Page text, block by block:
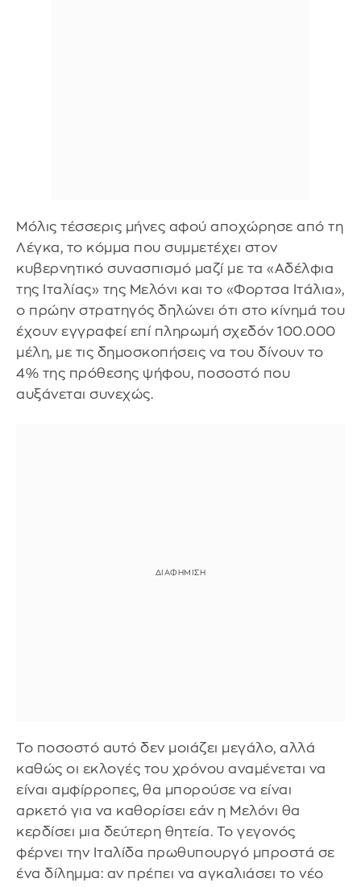
Μόλις τέσσερις μήνες αφού αποχώρησε από τη
Λέγκα, το κόμμα που συμμετέχει στον
κυβερνητικό συνασπισμό μαζί με τα «Αδέλφια
της Ιταλίας» της Μελόνι και το «Φορτσα Ιτάλια»,
ο πρώην στρατηγός δηλώνει ότι στο κίνημά του
έχουν εγγραφεί επί πληρωμή σχεδόν 100.000
μέλη, με τις δημοσκοπήσεις να του δίνουν το
4% της πρόθεσης ψήφου, ποσοστό που
αυξάνεται συνεχώς.
Το ποσοστό αυτό δεν μοιάζει μεγάλο, αλλά
καθώς οι εκλογές του χρόνου αναμένεται να
είναι αμφίρροπες, θα μπορούσε να είναι
αρκετό για να καθορίσει εάν η Μελόνι θα
κερδίσει μια δεύτερη θητεία. Το γεγονός
φέρνει την Ιταλίδα πρωθυπουργό μπροστά σε
ένα δίλημμα: αν πρέπει να αγκαλιάσει το νέο